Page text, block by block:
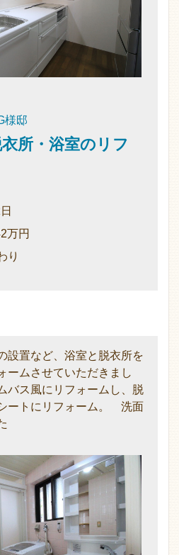
様邸
所・浴室のリフ
万円
り
設置など、浴室と脱衣所を
ームさせていただきまし
ス風にリフォームし、脱
ートにリフォーム。 洗面